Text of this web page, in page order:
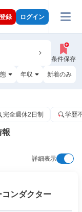
録 ログイン
条件保存
年収 新着のみ
完全週休2日制 学歴
報
詳細表示
ンダクター